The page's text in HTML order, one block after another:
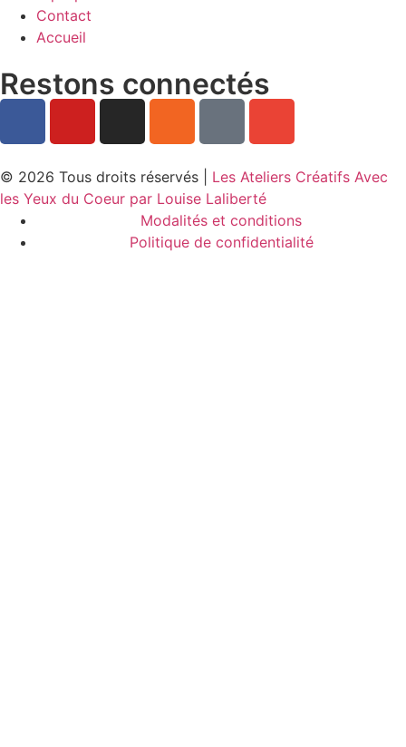
Contact
Accueil
Restons connectés
© 2026 Tous droits réservés | Les Ateliers Créatifs Avec
les Yeux du Coeur par Louise Laliberté
Modalités et conditions
Politique de confidentialité